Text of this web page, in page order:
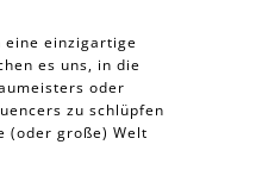
eine einzigartige
es uns, in die
oder
zu schlüpfen
(oder große) Welt